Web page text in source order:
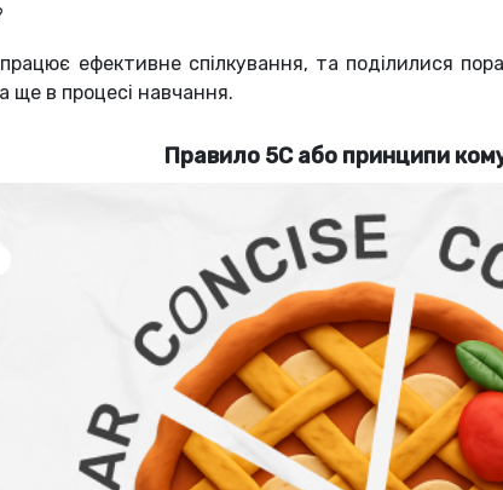
ефективне спілкування, та поділилися
ще в процесі навчання.
Правило 5С або принципи